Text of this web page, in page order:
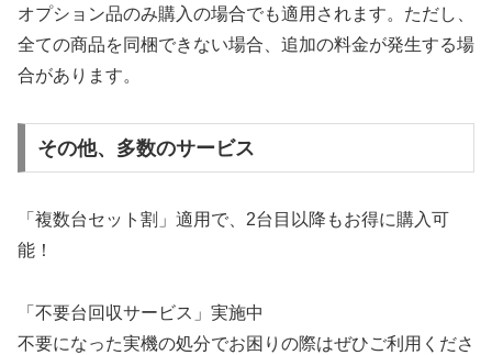
オプション品のみ購入の場合でも適用されます。ただし、
全ての商品を同梱できない場合、追加の料金が発生する場
合があります。
その他、多数のサービス
「複数台セット割」適用で、2台目以降もお得に購入可
能！
「不要台回収サービス」実施中
不要になった実機の処分でお困りの際はぜひご利用くださ